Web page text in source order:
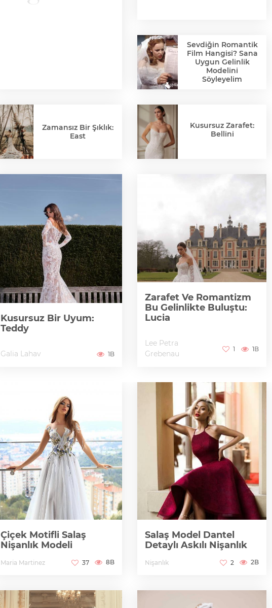
Zamansız Bir Şıklık:
East
Kusursuz Bir Uyum:
Teddy
Galia Lahav 1B
Sevdiğin Romantik
Film Hangisi? Sana
Uygun Gelinlik
Modelini
Söyleyelim
Kusursuz Zarafet:
Bellini
Zarafet Ve Romantizm
Bu Gelinlikte Buluştu:
Lucia
Lee Petra
Grebenau
1 1B
Çiçek Motifli Salaş
Nişanlık Modeli
Maria Martinez 37 8B
Salaş Model Dantel
Detaylı Askılı Nişanlık
Nişanlık 2 2B